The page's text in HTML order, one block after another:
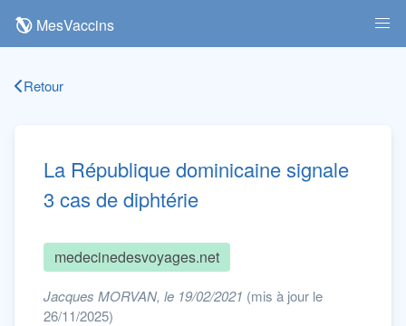
MesVaccins
Retour
La République dominicaine signale
3 cas de diphtérie
medecinedesvoyages.net
Jacques MORVAN, le 19/02/2021 (mis à jour le
26/11/2025)